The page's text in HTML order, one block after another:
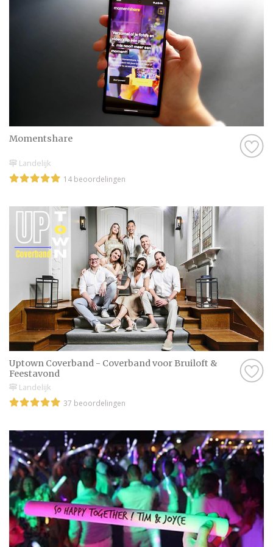
maar één dag”, want de kinderen zullen zich
uitstekend vermaken! Ook het oudere
publiek dat wellicht slecht ter been is zal
prima worden vermaakt door onze
professionals van de pagina entertainment
Limburg. Geen zorgen meer voor morgen,
Momentshare
Landelijk
14 beoordelingen
Uptown Coverband - Coverband voor Bruiloft &
Feestavond
Landelijk
37 beoordelingen